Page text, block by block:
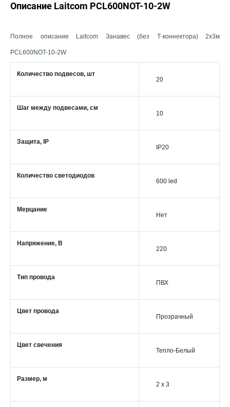
Описание Laitcom PCL600NOT-10-2W
Полное описание Laitcom Занавес (без Т-коннектора) 2x3м
PCL600NOT-10-2W
Количество подвесов, шт
20
Шаг между подвесами, см
10
Защита, IP
IP20
Количество светодиодов
600 led
Мерцание
Нет
Напряжение, В
220
Тип провода
ПВХ
Цвет провода
Прозрачный
Цвет свечения
Тепло-Белый
Размер, м
2 x 3